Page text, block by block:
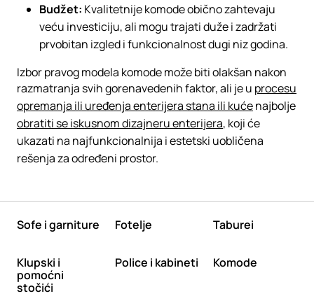
Budžet: Kvalitetnije komode obično zahtevaju
veću investiciju, ali mogu trajati duže i zadržati
prvobitan izgled i funkcionalnost dugi niz godina.
Izbor pravog modela komode može biti olakšan nakon
razmatranja svih gorenavedenih faktor, ali je u procesu
opremanja ili uređenja enterijera stana ili kućenajbolje
obratiti se iskusnom dizajneru enterijera, koji će
ukazati na najfunkcionalnija i estetski uobličena
rešenja za određeni prostor.
Sofe i garniture Fotelje Taburei
Klupski i
pomoćni
stočići
Police i kabineti Komode